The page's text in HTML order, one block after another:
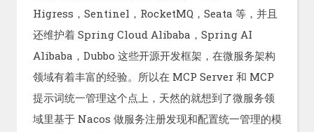
Higress，Sentinel，RocketMQ，Seata 等，并且
还维护着 Spring Cloud Alibaba，Spring AI
Alibaba，Dubbo 这些开源开发框架，在微服务架构
领域有着丰富的经验。所以在 MCP Server 和 MCP
提示词统一管理这个点上，天然的就想到了微服务领
域里基于 Nacos 做服务注册发现和配置统一管理的模